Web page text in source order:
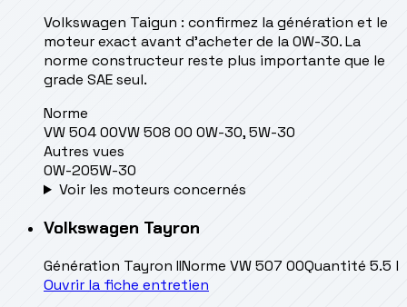
Volkswagen Taigun : confirmez la génération et le
moteur exact avant d’acheter de la 0W-30. La
norme constructeur reste plus importante que le
grade SAE seul.
Norme
VW 504 00VW 508 00 0W-30, 5W-30
Autres vues
0W-205W-30
Voir les moteurs concernés
Volkswagen Tayron
Génération Tayron IINorme VW 507 00Quantité 5.5 l
Ouvrir la fiche entretien